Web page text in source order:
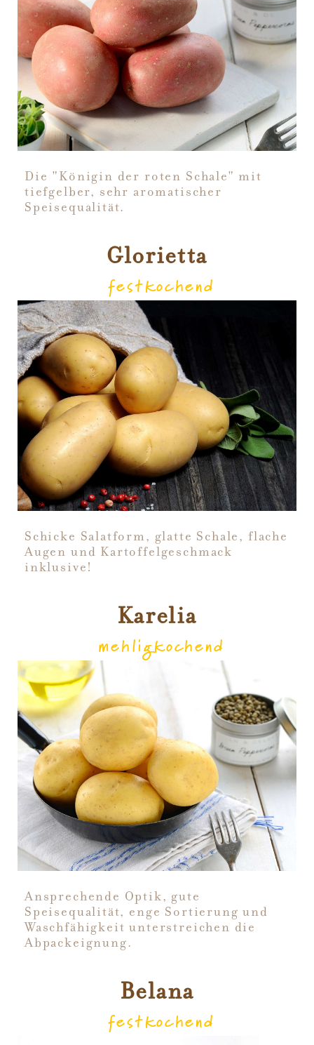
Die "Königin der roten Schale" mit
tiefgelber, sehr aromatischer
Speisequalität.
Glorietta
festkochend
Schicke Salatform, glatte Schale, flache
Augen und Kartoffelgeschmack
inklusive!
Karelia
mehligkochend
Ansprechende Optik, gute
Speisequalität, enge Sortierung und
Waschfähigkeit unterstreichen die
Abpackeignung.
Belana
festkochend